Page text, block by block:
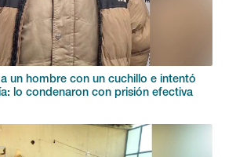
un hombre con un cuchillo e intentó
lo condenaron con prisión efectiva